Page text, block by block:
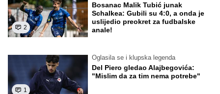
2
Bosanac Malik Tubić junak
Schalkea: Gubili su 4:0, a onda je
uslijedio preokret za fudbalske
anale!
1
Oglasila se i klupska legenda
Del Piero gledao Alajbegovića:
"Mislim da za tim nema potrebe"